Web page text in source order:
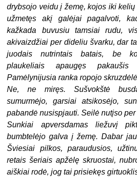
drybsojo veidu į žemę, kojos iki
užmetęs akį galėjai pagalvoti,
kažkada buvusiu tamsiai rudu,
akivaizdžiai per dideliu švarku, dar
juodais nutrintais batais, be
plaukeliais apaugęs
Pamėlynijusia ranka ropojo
Ne, ne miręs. Sušvokštė
sumurmėjo, garsiai atsikosėjo,
pabandė nusispjauti. Seilė nutįso per
Sunkiai apversdamas liežuvį
bumbtelėjo galva į žemę. Dabar
Šviesiai pilkos, paraudusios,
retais šeriais apžėlę skruostai,
aiškiai rodė, jog tai prisiekęs